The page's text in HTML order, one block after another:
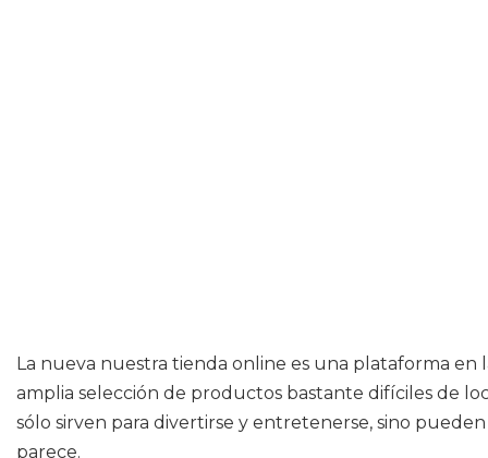
La nueva nuestra tienda online es una plataforma en
amplia selección de productos bastante difíciles de
sólo sirven para divertirse y entretenerse, sino
parece.